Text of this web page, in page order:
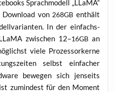
Sprach­mo­dell „LLaMA“
von 268GB ent­hält
In der ein­fachs­
zwi­schen 12–16GBan
vie­le Pro­zes­sor­ker­ne
selbst ein­fa­cher
bewe­gen sich jen­seits
zumin­dest für den Moment